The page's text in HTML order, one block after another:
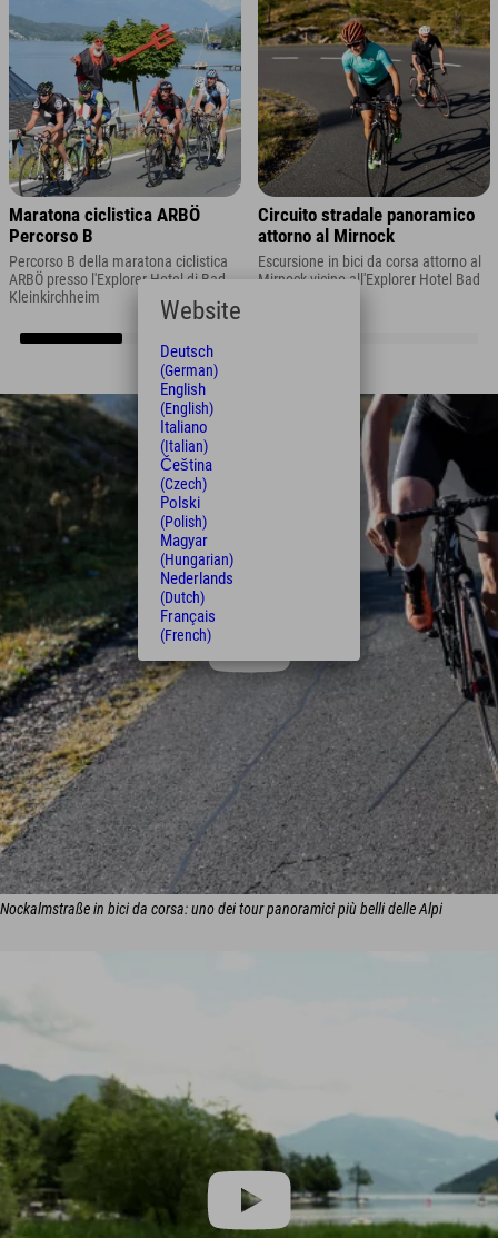
Maratona ciclistica ARBÖ
Percorso B
Percorso B della maratona ciclistica
ARBÖ presso l'Explorer Hotel di Bad
Kleinkirchheim
Circuito stradale panoramico
attorno al Mirnock
Escursione in bici da corsa attorno al
Mirnock vicino all'Explorer Hotel Bad
Nockalmstraße in bici da corsa: uno dei tour panoramici più belli delle Alpi
Website
Deutsch
(German)
English
(English)
Italiano
(Italian)
Čeština
(Czech)
Polski
(Polish)
Magyar
(Hungarian)
Nederlands
(Dutch)
Français
(French)